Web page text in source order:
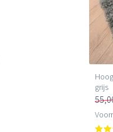
grijs